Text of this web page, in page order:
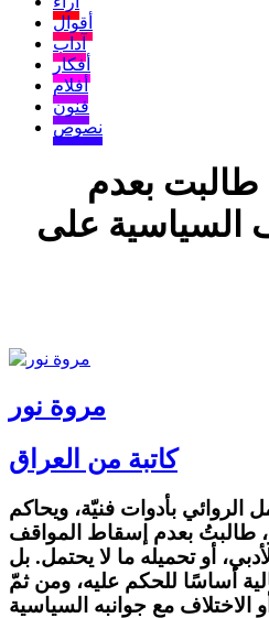
أقوال
آداب
أفكار
أفلام
فنون
نصوص
بعدم
السياسية على
مروة نور
كاتبة من العراق
الروائي بأدوات فنيّة، ويحاكم
طالبتُ بعدم إسقاط المواقف
أو تحميله ما لا يحتمل. بل
أساسًا للحكم عليه، ومن ثمّ